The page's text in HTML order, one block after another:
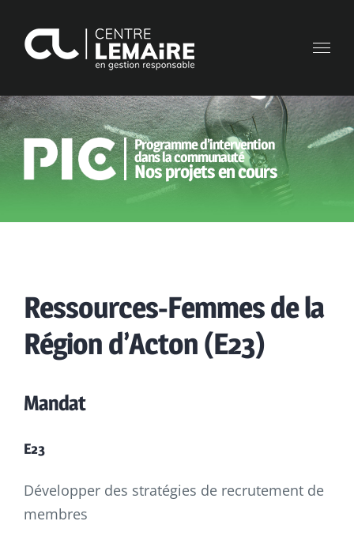
content
Programme d’intervention
dans la communauté
Nos projets en cours
Ressources-Femmes de la
Région d’Acton (E23)
Mandat
E23
Développer des stratégies de recrutement de
membres